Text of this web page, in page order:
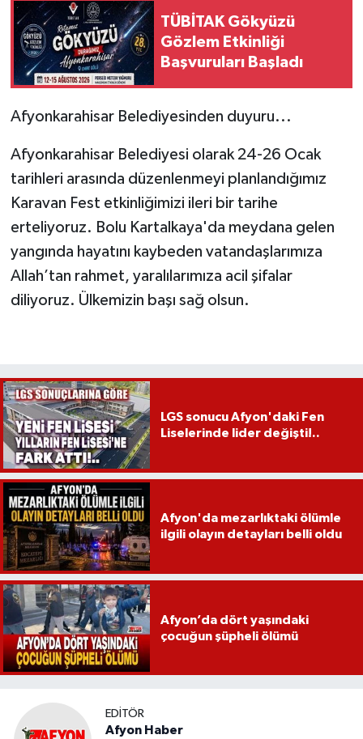
TÜBİTAK Gökyüzü
Gözlem Etkinliği
Başvuruları Başladı
Afyonkarahisar Belediyesinden duyuru...
Afyonkarahisar Belediyesi olarak 24-26 Ocak
tarihleri arasında düzenlenmeyi planlandığımız
Karavan Fest etkinliğimizi ileri bir tarihe
erteliyoruz. Bolu Kartalkaya'da meydana gelen
yangında hayatını kaybeden vatandaşlarımıza
Allah’tan rahmet, yaralılarımıza acil şifalar
diliyoruz. Ülkemizin başı sağ olsun.
LGS sonucu Afyon'daki Fen
Liselerinde lider değişti!..
Afyon'da mezarlıktaki ölümle
ilgili olayın detayları belli oldu
Afyon’da dört yaşındaki
çocuğun şüpheli ölümü
EDITÖR
Afyon Haber